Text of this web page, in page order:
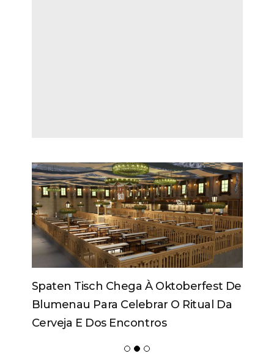
Spaten Tisch Chega À Oktoberfest De
Blumenau Para Celebrar O Ritual Da
Cerveja E Dos Encontros